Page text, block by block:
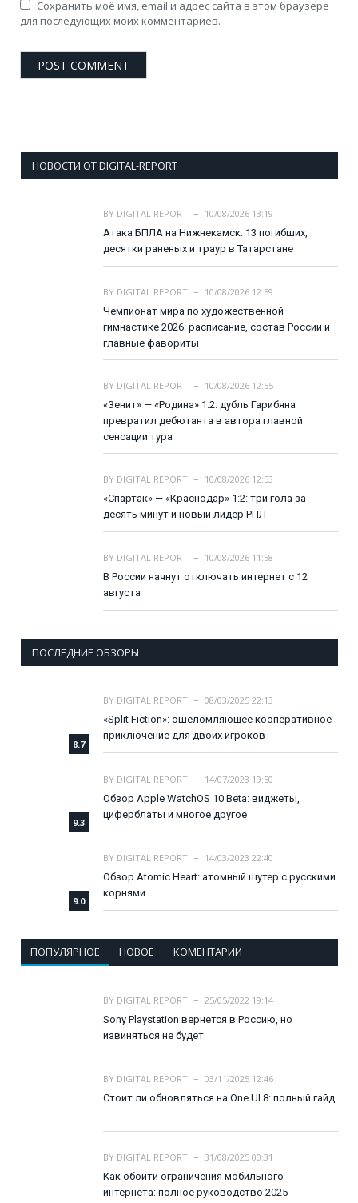
Сохранить моё имя, email и адрес сайта в этом браузере
для последующих моих комментариев.
НОВОСТИ ОТ DIGITAL-REPORT
BY DIGITAL REPORT
10/08/2026 13:19
Атака БПЛА на Нижнекамск: 13 погибших,
десятки раненых и траур в Татарстане
BY DIGITAL REPORT
10/08/2026 12:59
Чемпионат мира по художественной
гимнастике 2026: расписание, состав России и
главные фавориты
BY DIGITAL REPORT
10/08/2026 12:55
«Зенит» — «Родина» 1:2: дубль Гарибяна
превратил дебютанта в автора главной
сенсации тура
BY DIGITAL REPORT
10/08/2026 12:53
«Спартак» — «Краснодар» 1:2: три гола за
десять минут и новый лидер РПЛ
BY DIGITAL REPORT
10/08/2026 11:58
В России начнут отключать интернет с 12
августа
ПОСЛЕДНИЕ ОБЗОРЫ
8.7
BY DIGITAL REPORT
08/03/2025 22:13
«Split Fiction»: ошеломляющее кооперативное
приключение для двоих игроков
9.3
BY DIGITAL REPORT
14/07/2023 19:50
Обзор Apple WatchOS 10 Beta: виджеты,
циферблаты и многое другое
9.0
BY DIGITAL REPORT
14/03/2023 22:40
Обзор Atomic Heart: атомный шутер с русскими
корнями
ПОПУЛЯРНОЕ НОВОЕ КОМЕНТАРИИ
BY DIGITAL REPORT
25/05/2022 19:14
Sony Playstation вернется в Россию, но
извиняться не будет
BY DIGITAL REPORT
03/11/2025 12:46
Стоит ли обновляться на One UI 8: полный гайд
BY DIGITAL REPORT
31/08/2025 00:31
Как обойти ограничения мобильного
интернета: полное руководство 2025